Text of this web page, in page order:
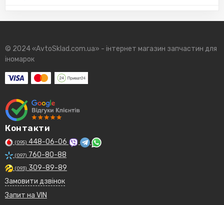
© 2024 «AvtoSklad.com.ua» - інтернет магазин запчастин для
іномарок
Контакти
(095) 448-06-06
(097) 760-80-88
(093) 309-89-89
Замовити дзвінок
Запит на VIN